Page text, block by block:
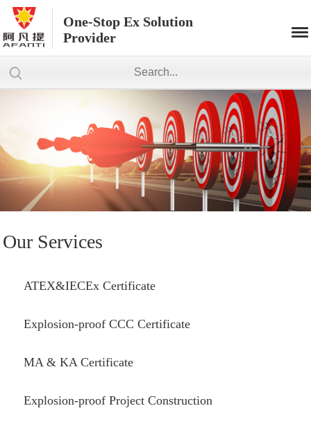
One-Stop Ex Solution
Provider
Our Services
ATEX&IECEx Certificate
Explosion-proof CCC Certificate
MA & KA Certificate
Explosion-proof Project Construction